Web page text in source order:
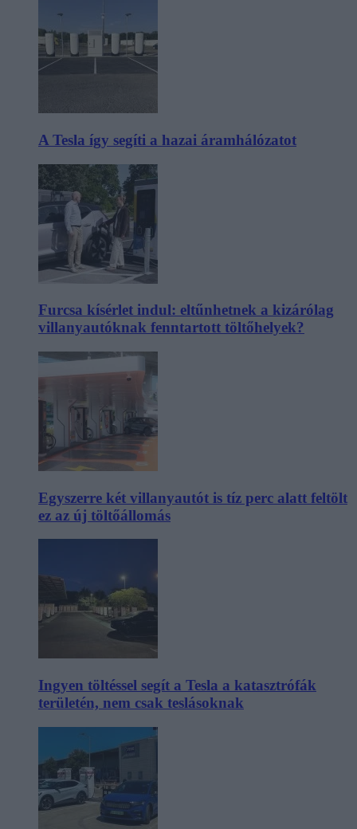
A Tesla így segíti a hazai áramhálózatot
Furcsa kísérlet indul: eltűnhetnek a kizárólag
villanyautóknak fenntartott töltőhelyek?
Egyszerre két villanyautót is tíz perc alatt feltölt
ez az új töltőállomás
Ingyen töltéssel segít a Tesla a katasztrófák
területén, nem csak teslásoknak